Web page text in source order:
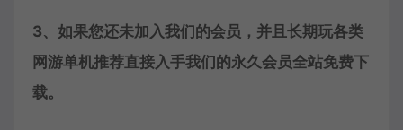
3、如果您还未加入我们的会员，并且长期玩各类
网游单机推荐直接入手我们的永久会员全站免费下
载。